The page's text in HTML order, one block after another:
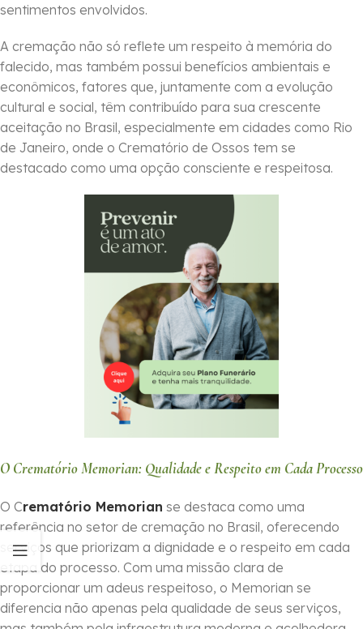
sentimentos envolvidos.
A cremação não só reflete um respeito à memória do
falecido, mas também possui benefícios ambientais e
econômicos, fatores que, juntamente com a evolução
cultural e social, têm contribuído para sua crescente
aceitação no Brasil, especialmente em cidades como Rio
de Janeiro, onde o Crematório de Ossos tem se
destacado como uma opção consciente e respeitosa.
O Crematório Memorian: Qualidade e Respeito em Cada Processo
O Crematório Memorian se destaca como uma
referência no setor de cremação no Brasil, oferecendo
serviços que priorizam a dignidade e o respeito em cada
etapa do processo. Com uma missão clara de
proporcionar um adeus respeitoso, o Memorian se
diferencia não apenas pela qualidade de seus serviços,